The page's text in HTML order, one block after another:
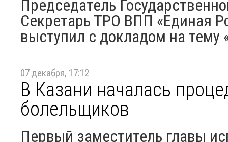
Председатель
Секретарь ТРО ВПП «Единая
выступил с докладом на тему
07 декабря, 17:12
В Казани началась
болельщиков
Первый заместитель главы